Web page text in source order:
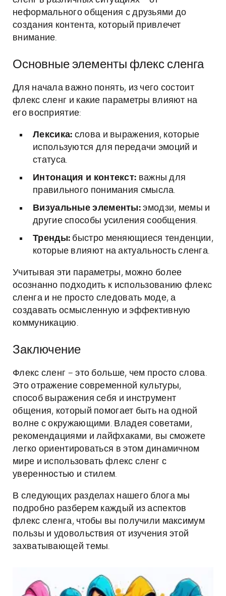
неформального общения с друзьями до
создания контента, который привлечет
внимание.
Основные элементы флекс сленга
Для начала важно понять, из чего состоит
флекс сленг и какие параметры влияют на
его восприятие:
Лексика: слова и выражения, которые
используются для передачи эмоций и
статуса.
Интонация и контекст: важны для
правильного понимания смысла.
Визуальные элементы: эмодзи, мемы и
другие способы усиления сообщения.
Тренды: быстро меняющиеся тенденции,
которые влияют на актуальность сленга.
Учитывая эти параметры, можно более
осознанно подходить к использованию флекс
сленга и не просто следовать моде, а
создавать осмысленную и эффективную
коммуникацию.
Заключение
Флекс сленг – это больше, чем просто слова.
Это отражение современной культуры,
способ выражения себя и инструмент
общения, который помогает быть на одной
волне с окружающими. Владея советами,
рекомендациями и лайфхаками, вы сможете
легко ориентироваться в этом динамичном
мире и использовать флекс сленг с
уверенностью и стилем.
В следующих разделах нашего блога мы
подробно разберем каждый из аспектов
флекс сленга, чтобы вы получили максимум
пользы и удовольствия от изучения этой
захватывающей темы.